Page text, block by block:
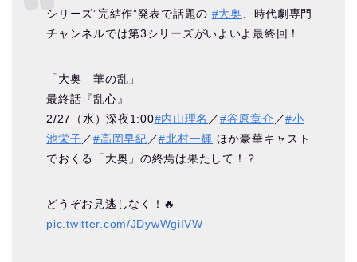
シリーズ”完結作”発表で話題の #大奥、時代劇専門
チャンネルでは第3シリーズがいよいよ最終回！
「大奥 華の乱」
最終話『乱心』
2/27（水）深夜1:00#内山理名 ／#谷原章介 ／#小
池栄子／#高岡早紀／#北村一輝 ほか豪華キャスト
でおくる「大奥」の終焉は果たして！？
どうぞお見逃しなく！🔥
pic.twitter.com/JDywWgiIVW